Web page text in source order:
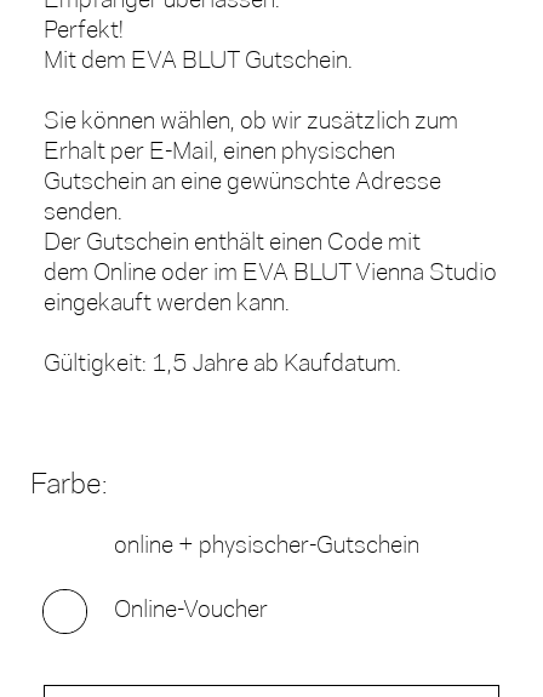
Perfekt!
Mit dem EVA BLUT Gutschein.
Sie können wählen, ob wir zusätzlich zum
Erhalt per E-Mail, einen physischen
Gutschein an eine gewünschte Adresse
senden.
Der Gutschein enthält einen Code mit
dem Online oder im EVA BLUT Vienna Studio
eingekauft werden kann.
Gültigkeit: 1,5 Jahre ab Kaufdatum.
Farbe:
online + physischer-Gutschein
Online-Voucher